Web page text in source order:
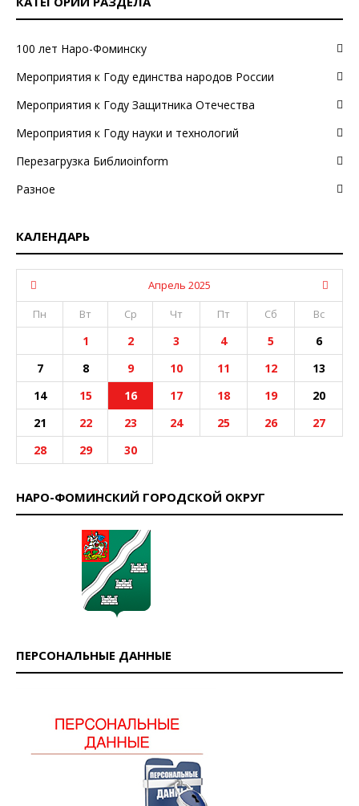
100 лет Наро-Фоминску
Мероприятия к Году единства народов России
Мероприятия к Году Защитника Отечества
Мероприятия к Году науки и технологий
Перезагрузка Библиоinform
Разное
КАЛЕНДАРЬ
Апрель 2025
Пн
Вт Ср Чт Пт Сб Вс
1 2 3 4 5
6
7
8 9 10 11 12
13
14
15 16 17 18 19
20
21
22 23 24 25 26
27
28
29 30
НАРО-ФОМИНСКИЙ ГОРОДСКОЙ ОКРУГ
ПЕРСОНАЛЬНЫЕ ДАННЫЕ